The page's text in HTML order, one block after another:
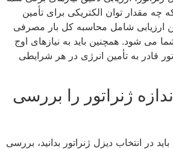
مقدار توان الکتریکی برای تأمین
این ارزیابی شامل محاسبه کل بار مصرفی
می ‌شود. همچنین باید به نیازهای اوج
قادر به تأمین انرژی در هر شرایطی
ژنراتور را بررسی
که باید در انتخاب دیزل ژنراتور بدانید، بررسی